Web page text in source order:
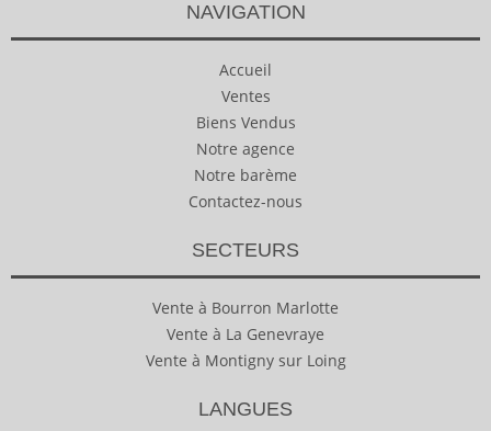
NAVIGATION
Accueil
Ventes
Biens Vendus
Notre agence
Notre barème
Contactez-nous
SECTEURS
Vente à Bourron Marlotte
Vente à La Genevraye
Vente à Montigny sur Loing
LANGUES